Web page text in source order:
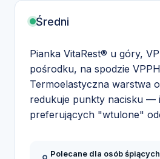
Średni
Pianka VitaRest® u góry,
pośrodku, na spodzie
Termoelastyczna warstwa
redukuje punkty nacisku —
preferujących "wtulone"
Polecane dla osób śpiących